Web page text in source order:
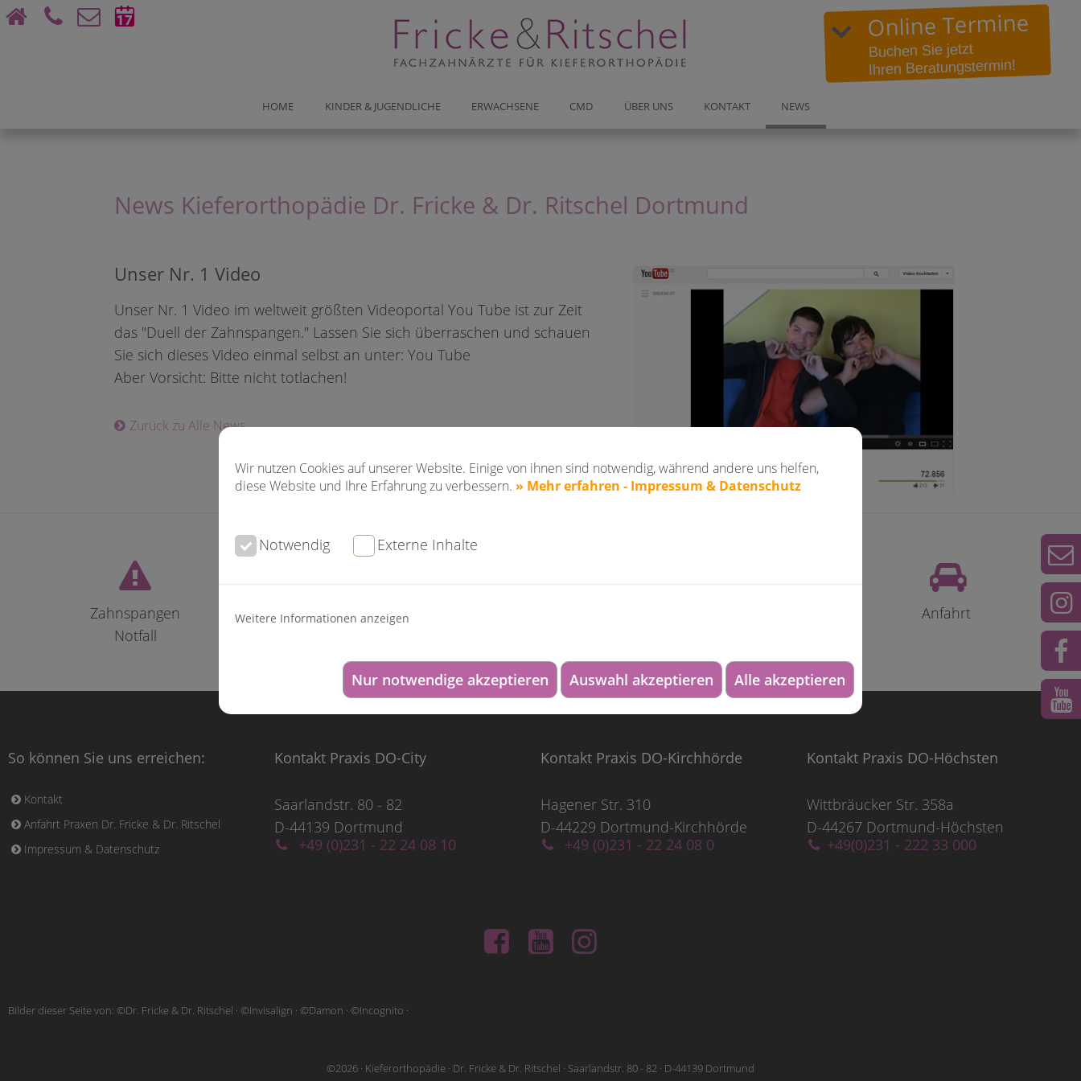
Wir nutzen Cookies auf unserer Website. Einige von ihnen sind notwendig, während andere uns helfen,
diese Website und Ihre Erfahrung zu verbessern. » Mehr erfahren - Impressum & Datenschutz
Notwendig Externe Inhalte
Weitere Informationen anzeigen
Nur notwendige akzeptieren Auswahl akzeptieren Alle akzeptieren
Online Termine
Buchen Sie jetzt
Ihren Beratungstermin!
DO-City DO-Kirchhörde
BUCHUNGHINWEIS für einen schnelleren
Beratungstermin:
aufgrund der hohen Nachfrage nach Beratungsterminen in der Saarlandstraße,
können Sie alternativ einenfrüheren Beratungsterminin unsererPraxisin der
HOME KINDER & JUGENDLICHE ERWACHSENE CMD ÜBER UNS KONTAKT NEWS
News Kieferorthopädie Dr. Fricke & Dr. Ritschel Dortmund
Unser Nr. 1 Video
Unser Nr. 1 Video im weltweit größten Videoportal You Tube ist zur Zeit
das "Duell der Zahnspangen." Lassen Sie sich überraschen und schauen
Sie sich dieses Video einmal selbst an unter:You Tube
Aber Vorsicht: Bitte nicht totlachen!
Zurück zu Alle News
Zahnspangen
Notfall
E-Mail Anfahrt
So können Sie uns erreichen:
Kontakt
Anfahrt Praxen Dr. Fricke & Dr. Ritschel
Impressum & Datenschutz
Kontakt Praxis DO-City
Saarlandstr. 80 - 82
D-44139 Dortmund
+49 (0)231 - 22 24 08 10
Kontakt Praxis DO-Kirchhörde
Hagener Str. 310
D-44229 Dortmund-Kirchhörde
+49 (0)231 - 22 24 08 0
Kontakt Praxis DO-Höchsten
Wittbräucker Str. 358a
D-44267 Dortmund-Höchsten
+49(0)231 - 222 33 000
Bilder dieser Seite von: ©Dr. Fricke & Dr. Ritschel · ©Invisalign · ©Damon · ©Incognito ·
©2026 · Kieferorthopädie · Dr. Fricke & Dr. Ritschel · Saarlandstr. 80 - 82 · D-44139 Dortmund